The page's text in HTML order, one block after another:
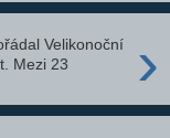
›
Velikonoční
Mezi 23